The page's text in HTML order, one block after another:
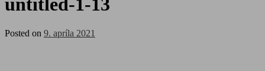
untitled-1-13
Posted on 9. apríla 2021